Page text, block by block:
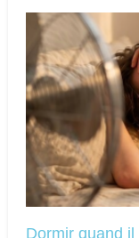
Dormir quand